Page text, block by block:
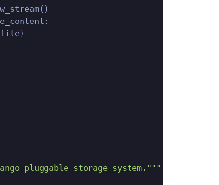
pluggable storage system."""